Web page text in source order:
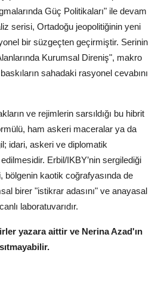
Güç Politikaları" ile devam
serisi, Ortadoğu jeopolitiğinin yeni
bir süzgeçten geçirmiştir. Serinin
Kurumsal Direniş", makro
sahadaki rasyonel cevabını
ve rejimlerin sarsıldığı bu hibrit
ham askeri maceralar ya da
idari, askeri ve diplomatik
Erbil/IKBY’nin sergilediği
bölgenin kaotik coğrafyasında de
birer "istikrar adasını" ve anayasal
laboratuvarıdır.
yazara aittir ve Nerina Azad'ın